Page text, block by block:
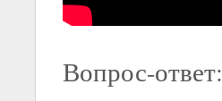
Вопрос-ответ: